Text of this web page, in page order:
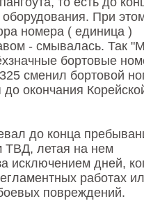
При
номера ( единица )
- смывалась. Так
бортовые
сменил бортовой
окончания
до конца
ТВД, летая на нем
исключением дней,
работах
повреждений.